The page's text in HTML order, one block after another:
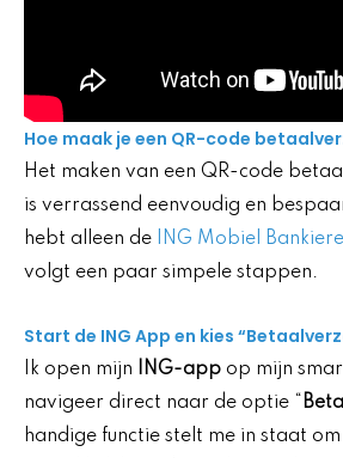
Hoe maak je een QR-code
Het maken van een QR-code
is verrassend eenvoudig en
hebt alleen de
ING Mobiel
volgt een paar simpele stappen.
Start de ING App en kies
Ik open mijn ING-app op mijn
navigeer direct naar de optie “
handige functie stelt me in staat om